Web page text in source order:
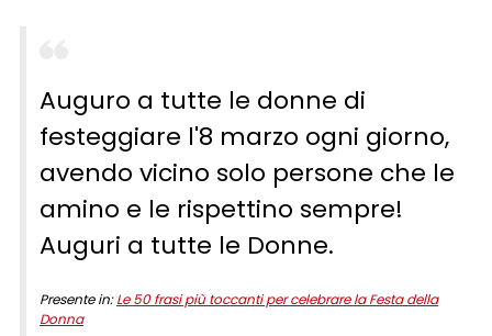
Auguro a tutte le donne di
festeggiare l'8 marzo ogni giorno,
avendo vicino solo persone che le
amino e le rispettino sempre!
Auguri a tutte le Donne.
Presente in:Le 50 frasi più toccanti per celebrare la Festa della
Donna